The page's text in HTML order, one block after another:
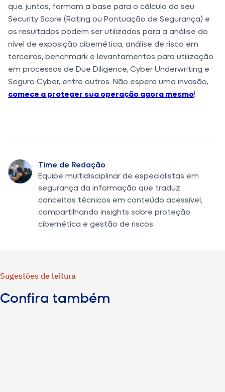
que, juntos, formam a base para o cálculo do seu
Security Score (Rating ou Pontuação de Segurança) e
os resultados podem ser utilizados para a análise do
nível de exposição cibernética, análise de risco em
terceiros, benchmark e levantamentos para utilização
em processos de Due Diligence, Cyber Underwriting e
Seguro Cyber, entre outros. Não espere uma invasão,
comece a proteger sua operação agora mesmo!
Time de Redação
Equipe multidisciplinar de especialistas em
segurança da informação que traduz
conceitos técnicos em conteúdo acessível,
compartilhando insights sobre proteção
cibernética e gestão de riscos.
Sugestões de leitura
Confira também